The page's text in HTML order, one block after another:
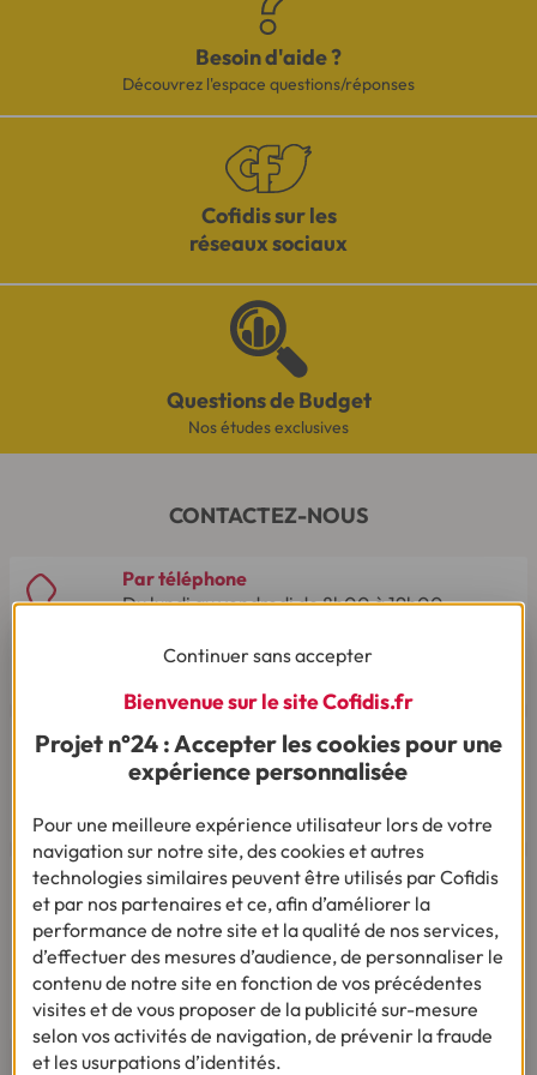
Besoin d'aide ?
Découvrez l'espace questions/réponses
Cofidis sur les
réseaux sociaux
Questions de Budget
Nos études exclusives
CONTACTEZ-NOUS
Par téléphone
Du lundi au vendredi de 8h00 à 19h00
03 28 09 21 18(Appel non surtaxé - coût selon
Par mail
Vous êtes sourd ou malentendant
Dialoguez par écrit ou en Langue Des Signes
Française
Du lundi au vendredi de 9h à 12h et de 14h à
Continuer sans accepter
Bienvenue sur le site Cofidis.fr
Projet n°24 : Accepter les cookies pour une
expérience personnalisée
Pour une meilleure expérience utilisateur lors de votre
navigation sur notre site, des cookies et autres
technologies similaires peuvent être utilisés par Cofidis
et par nos partenaires et ce, afin d’améliorer la
performance de notre site et la qualité de nos services,
d’effectuer des mesures d’audience, de personnaliser le
contenu de notre site en fonction de vos précédentes
visites et de vous proposer de la publicité sur-mesure
selon vos activités de navigation, de prévenir la fraude
et les usurpations d’identités.